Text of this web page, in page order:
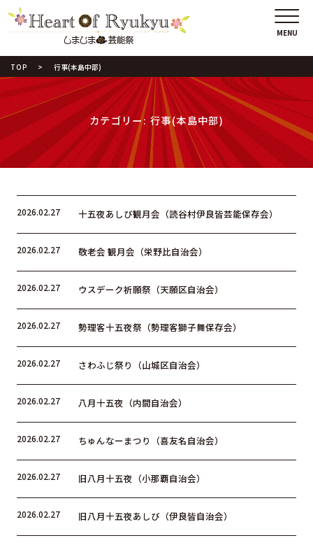
TOP 行事(本島中部)
カテゴリー: 行事(本島中部)
2026.02.27 十五夜あしび観月会（読谷村伊良皆芸能保存会）
2026.02.27 敬老会 観月会（栄野比自治会）
2026.02.27 ウスデーク祈願祭（天願区自治会）
2026.02.27 勢理客十五夜祭（勢理客獅子舞保存会）
2026.02.27 さわふじ祭り（山城区自治会）
2026.02.27 八月十五夜（内間自治会）
2026.02.27 ちゅんなーまつり（喜友名自治会）
2026.02.27 旧八月十五夜（小那覇自治会）
2026.02.27 旧八月十五夜あしび（伊良皆自治会）